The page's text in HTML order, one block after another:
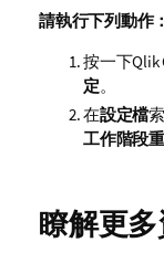
請執行下列動作：
按一下Qlik
定。
在設定檔
工作階段
瞭解更